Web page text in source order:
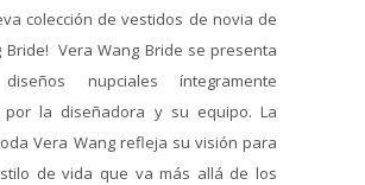
colección de vestidos de novia de
Bride! Vera Wang Bride se presenta
nupciales íntegramente
por la diseñadora y su equipo. La
Vera Wang refleja su visión para
de vida que va más allá de los